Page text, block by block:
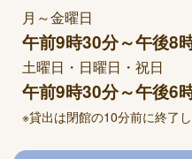
月～金曜日
午前9時30分～午後8
土曜日・日曜日・祝日
午前9時30分～午後6
※貸出は閉館の10分前に終了